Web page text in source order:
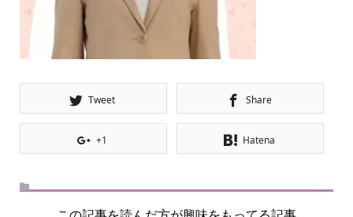
Tweet Share
+1 Hatena